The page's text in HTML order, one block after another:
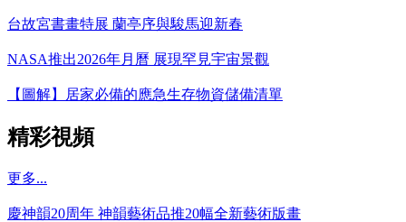
台故宮書畫特展 蘭亭序與駿馬迎新春
NASA推出2026年月曆 展現罕見宇宙景觀
【圖解】居家必備的應急生存物資儲備清單
精彩視頻
更多...
慶神韻20周年 神韻藝術品推20幅全新藝術版畫